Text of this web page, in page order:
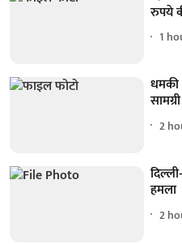
रुपये
1
धमकी
2
हमला
2